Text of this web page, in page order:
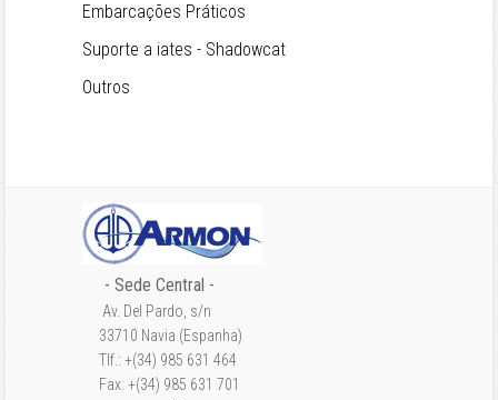
Embarcações Práticos
Suporte a iates - Shadowcat
Outros
- Sede Central -
Av. Del Pardo, s/n
33710 Navia (Espanha)
Tlf.: +(34) 985 631 464
Fax: +(34) 985 631 701